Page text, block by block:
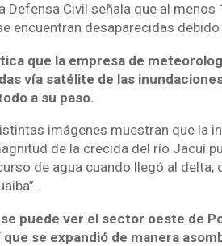
Defensa Civil señala que al
encuentran desaparecidas
que la empresa de
vía satélite de las
a su paso.
imágenes muestran que la
de la crecida del río Jacuí
de agua cuando llegó al delta,
puede ver el sector oeste de
se expandió de manera